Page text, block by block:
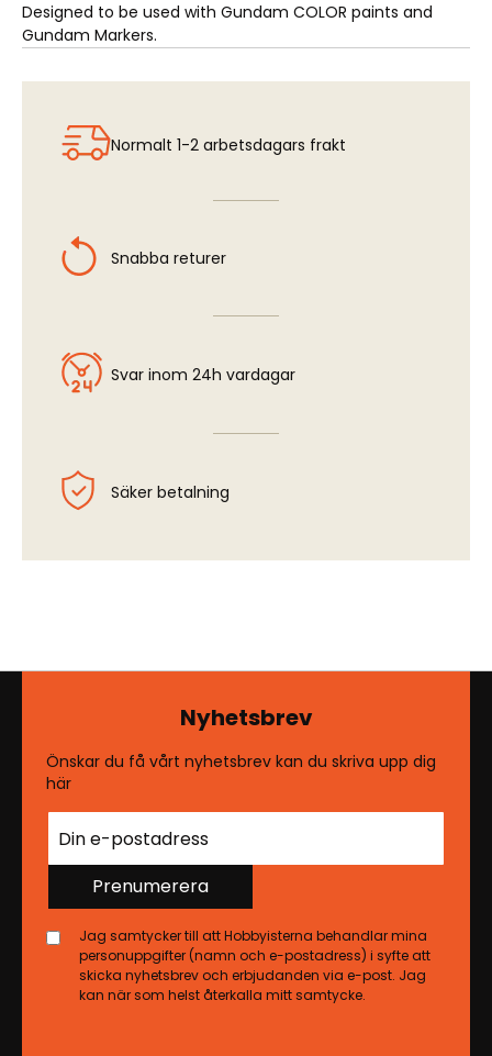
Designed to be used with Gundam COLOR paints and
Gundam Markers.
Normalt 1-2 arbetsdagars frakt
Snabba returer
Svar inom 24h vardagar
Säker betalning
Nyhetsbrev
Önskar du få vårt nyhetsbrev kan du skriva upp dig
här
Prenumerera
Jag samtycker till att Hobbyisterna behandlar mina
personuppgifter (namn och e-postadress) i syfte att
skicka nyhetsbrev och erbjudanden via e-post. Jag
kan när som helst återkalla mitt samtycke.